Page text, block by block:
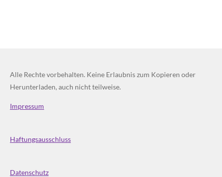
Alle Rechte vorbehalten. Keine Erlaubnis zum Kopieren oder
Herunterladen, auch nicht teilweise.
Impressum
Haftungsausschluss
Datenschutz